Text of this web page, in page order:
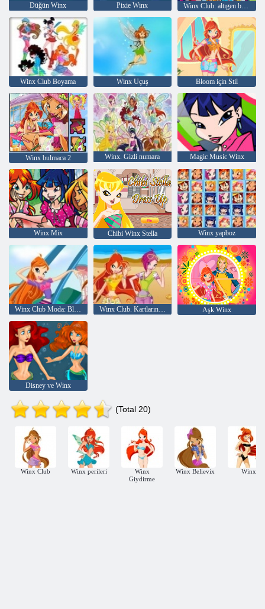
Düğün Winx Pixie Winx Winx Club: altıgen bulmaca
Winx Club Boyama Winx Uçuş Bloom için Stil
Winx bulmaca 2 Winx. Gizli numara Magic Music Winx
Winx Mix Chibi Winx Stella Winx yapboz
Winx Club. Kartların Çifti Aşk Winx
Disney ve Winx
(Total 20)
Winx Club Winx perileri
Winx
Giydirme
Winx Believix Winx